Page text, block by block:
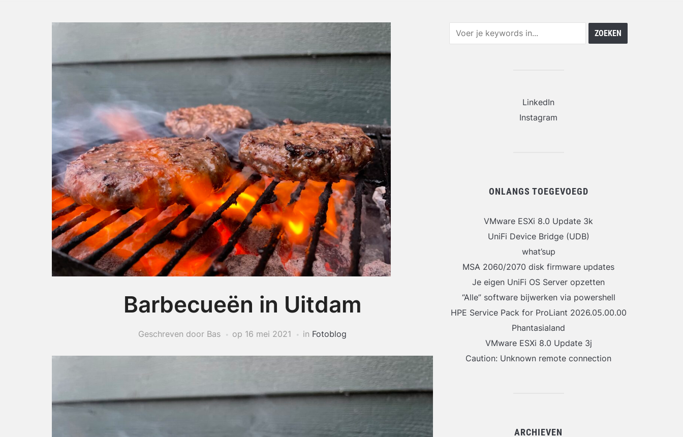
Barbecueën in Uitdam
Geschreven door Bas op 16 mei 2021 in Fotoblog
LinkedIn
Instagram
ONLANGS TOEGEVOEGD
VMware ESXi 8.0 Update 3k
UniFi Device Bridge (UDB)
what’sup
MSA 2060/2070 disk firmware updates
Je eigen UniFi OS Server opzetten
“Alle” software bijwerken via powershell
HPE Service Pack for ProLiant 2026.05.00.00
Phantasialand
VMware ESXi 8.0 Update 3j
Caution: Unknown remote connection
ARCHIEVEN